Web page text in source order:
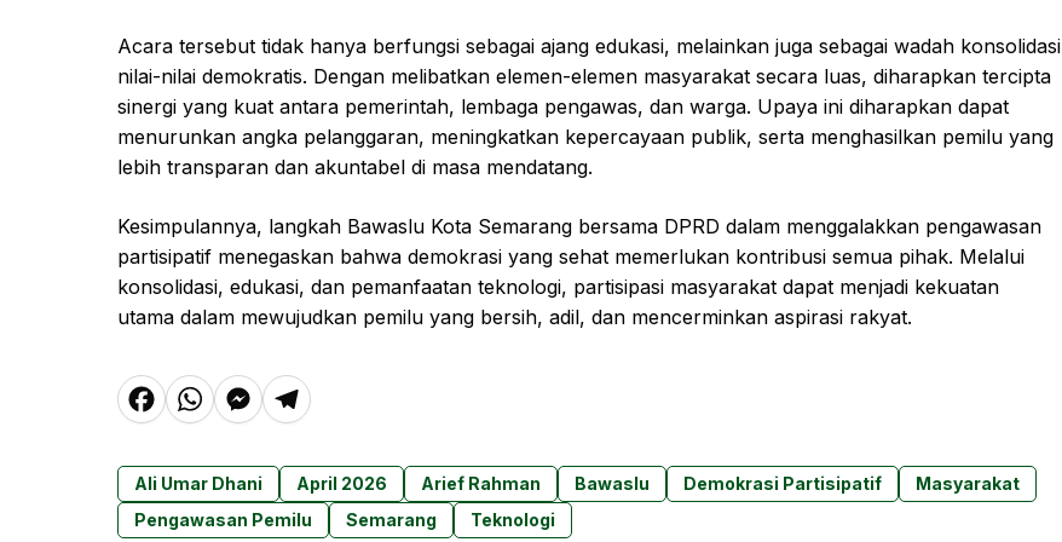
Acara tersebut tidak hanya berfungsi sebagai ajang edukasi, melainkan juga sebagai wadah konsolidasi
nilai-nilai demokratis. Dengan melibatkan elemen-elemen masyarakat secara luas, diharapkan tercipta
sinergi yang kuat antara pemerintah, lembaga pengawas, dan warga. Upaya ini diharapkan dapat
menurunkan angka pelanggaran, meningkatkan kepercayaan publik, serta menghasilkan pemilu yang
lebih transparan dan akuntabel di masa mendatang.
Kesimpulannya, langkah Bawaslu Kota Semarang bersama DPRD dalam menggalakkan pengawasan
partisipatif menegaskan bahwa demokrasi yang sehat memerlukan kontribusi semua pihak. Melalui
konsolidasi, edukasi, dan pemanfaatan teknologi, partisipasi masyarakat dapat menjadi kekuatan
utama dalam mewujudkan pemilu yang bersih, adil, dan mencerminkan aspirasi rakyat.
F
a
c
e
W
h
at
s
M
e
s
s
T
el
e
g
Ali Umar Dhani April 2026 Arief Rahman Bawaslu Demokrasi Partisipatif
Masyarakat
Pengawasan Pemilu
Semarang Teknologi